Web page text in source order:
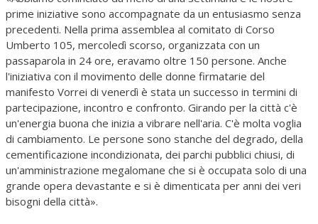
prime iniziative sono accompagnate da un entusiasmo senza
precedenti. Nella prima assemblea al comitato di Corso
Umberto 105, mercoledì scorso, organizzata con un
passaparola in 24 ore, eravamo oltre 150 persone. Anche
l'iniziativa con il movimento delle donne firmatarie del
manifesto Vorrei di venerdì è stata un successo in termini di
partecipazione, incontro e confronto. Girando per la città c'è
un'energia buona che inizia a vibrare nell'aria. C'è molta voglia
di cambiamento. Le persone sono stanche del degrado, della
cementificazione incondizionata, dei parchi pubblici chiusi, di
un'amministrazione megalomane che si è occupata solo di una
grande opera devastante e si è dimenticata per anni dei veri
bisogni della città».